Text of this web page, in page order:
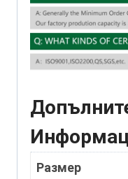
Размер